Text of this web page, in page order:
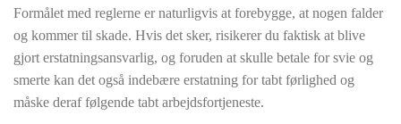
Formålet med reglerne er naturligvis at forebygge, at nogen falder
og kommer til skade. Hvis det sker, risikerer du faktisk at blive
gjort erstatningsansvarlig, og foruden at skulle betale for svie og
smerte kan det også indebære erstatning for tabt førlighed og
måske deraf følgende tabt arbejdsfortjeneste.